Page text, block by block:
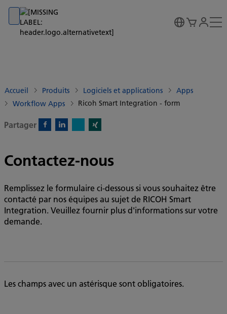
Go to banner
Go to content
Go to footer
Accueil Produits Logiciels et applications
Apps
Workflow Apps
Ricoh Smart Integration - form
Partager
Contactez-nous
Remplissez le formulaire ci-dessous si vous souhaitez être
contacté par nos équipes au sujet de RICOH Smart
Integration. Veuillez fournir plus d'informations sur votre
demande.
Les champs avec un astérisque sont obligatoires.